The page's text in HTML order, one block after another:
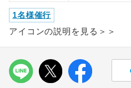
1名様催行
アイコンの説明を見る＞＞
年齢制限あり
です。
利用航空会社
画にとても便
ホテル指定
ご紹介するホ